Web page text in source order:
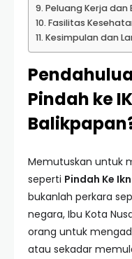
Peluang Kerja dan
Fasilitas
Kesimpulan dan
Pindah ke
Memutuskan untuk
seperti Pindah Ke
bukanlah perkara
negara, Ibu Kota
orang untuk
atau sekadar